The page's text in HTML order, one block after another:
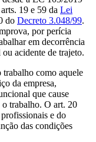
19 e 59 da Lei
do Decreto 3.048/99.
por perícia
em decorrência
acidente de trajeto.
como aquele
da empresa,
que cause
o trabalho. O art. 20
e do
das condições